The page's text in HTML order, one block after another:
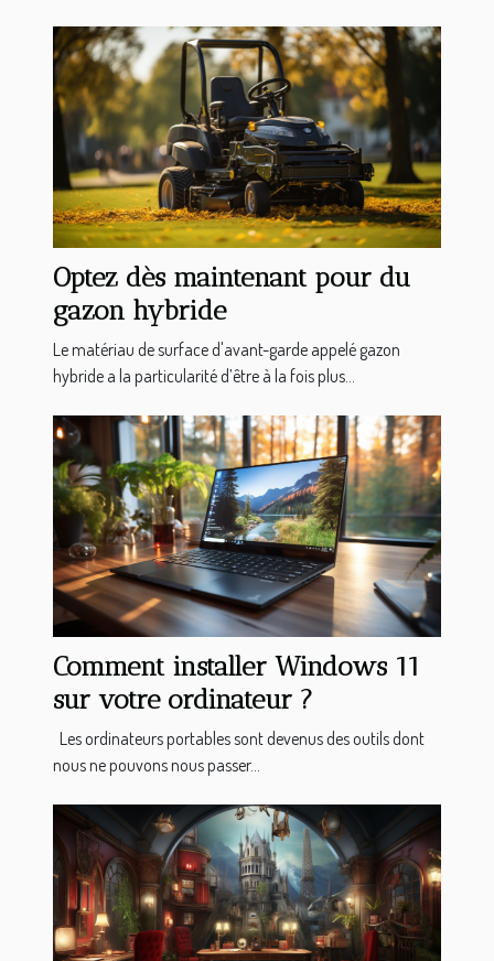
Optez dès maintenant pour du
gazon hybride
Le matériau de surface d'avant-garde appelé gazon
hybride a la particularité d’être à la fois plus...
Comment installer Windows 11
sur votre ordinateur ?
Les ordinateurs portables sont devenus des outils dont
nous ne pouvons nous passer...